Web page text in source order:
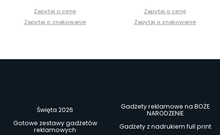
Zapytaj o cenę
Zapytaj o znakowanie
Zapytaj o cenę
Zapytaj o znakowanie
Święta 2026
Gadżety reklamowe na BOŻE
NARODZENIE
Gotowe zestawy gadżetów
reklamowych
Gadżety z nadrukiem full print